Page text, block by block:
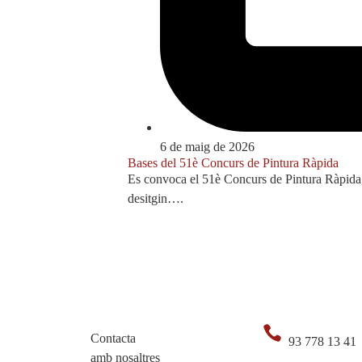
6 de maig de 2026
Bases del 51è Concurs de Pintura Ràpida
Es convoca el 51è Concurs de Pintura
desitgin….
Contacta
amb nosaltres
93 778 13 41